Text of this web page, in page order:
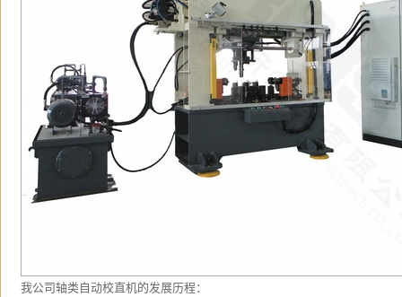
我公司轴类自动校直机的发展历程：